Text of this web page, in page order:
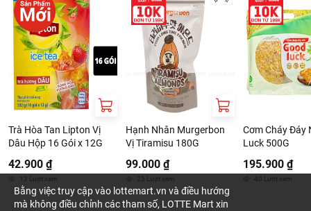
Trà Hòa Tan Lipton Vị
Dâu Hộp 16 Gói x 12G
42.900 ₫
13 Lượt xem
Hạnh Nhân Murgerbon
Vị Tiramisu 180G
99.000 ₫
25 Lượt xem
Cơm Cháy Đáy
Luck 500G
195.900 ₫
40 Lượt xem
Bằng việc truy cập vào lottemart.vn và điều hướng
mà không điều chỉnh các tham số, LOTTE Mart xin